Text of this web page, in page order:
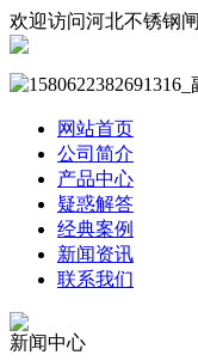
欢迎访问河北不锈钢
网站首页
公司简介
产品中心
疑惑解答
经典案例
新闻资讯
联系我们
新闻中心